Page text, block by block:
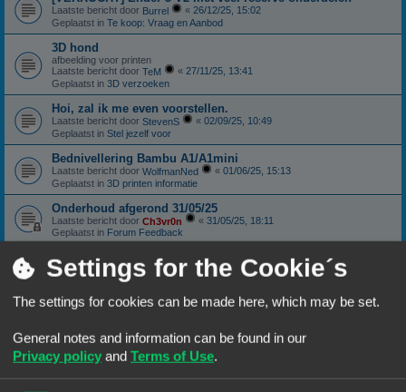
Laatste bericht door Burrel « 26/12/25, 15:02
Geplaatst in Te koop: Vraag en Aanbod
3D hond
afbeelding voor printen
Laatste bericht door TeM « 27/11/25, 13:41
Geplaatst in 3D verzoeken
Hoi, zal ik me even voorstellen.
Laatste bericht door StevenS « 02/09/25, 10:49
Geplaatst in Stel jezelf voor
Bednivellering Bambu A1/A1mini
Laatste bericht door WolfmanNed « 01/06/25, 15:13
Geplaatst in 3D printen informatie
Onderhoud afgerond 31/05/25
Laatste bericht door Ch3vr0n « 31/05/25, 18:11
Geplaatst in Forum Feedback
Sunlu S4: Nieuwstaat
Laatste bericht doorCh3vr0n
11/01/25, 18:06
Te koop: Vraag en Aanbod
Anycubic Viper extruder.
Geplaatst in
3D-printer specifieke vragen
canbus (Ebb42/U2C) opgelost probleem
Geplaatst inKlipper
Settings for the Cookie´s
The settings for cookies can be made here, which may be set.
General notes and information can be found in our
Privacy policy and Terms of Use.